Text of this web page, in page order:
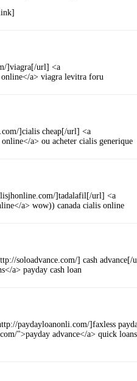
]viagra[/url] <a
a> viagra levitra foru
]cialis cheap[/url] <a
a> ou acheter cialis generique
]tadalafil[/url] <a
a> wow)) canada cialis online
soloadvance.com/] cash advance[/
a> payday cash loan
paydayloanonli.com/]faxless
">payday advance</a> quick loans